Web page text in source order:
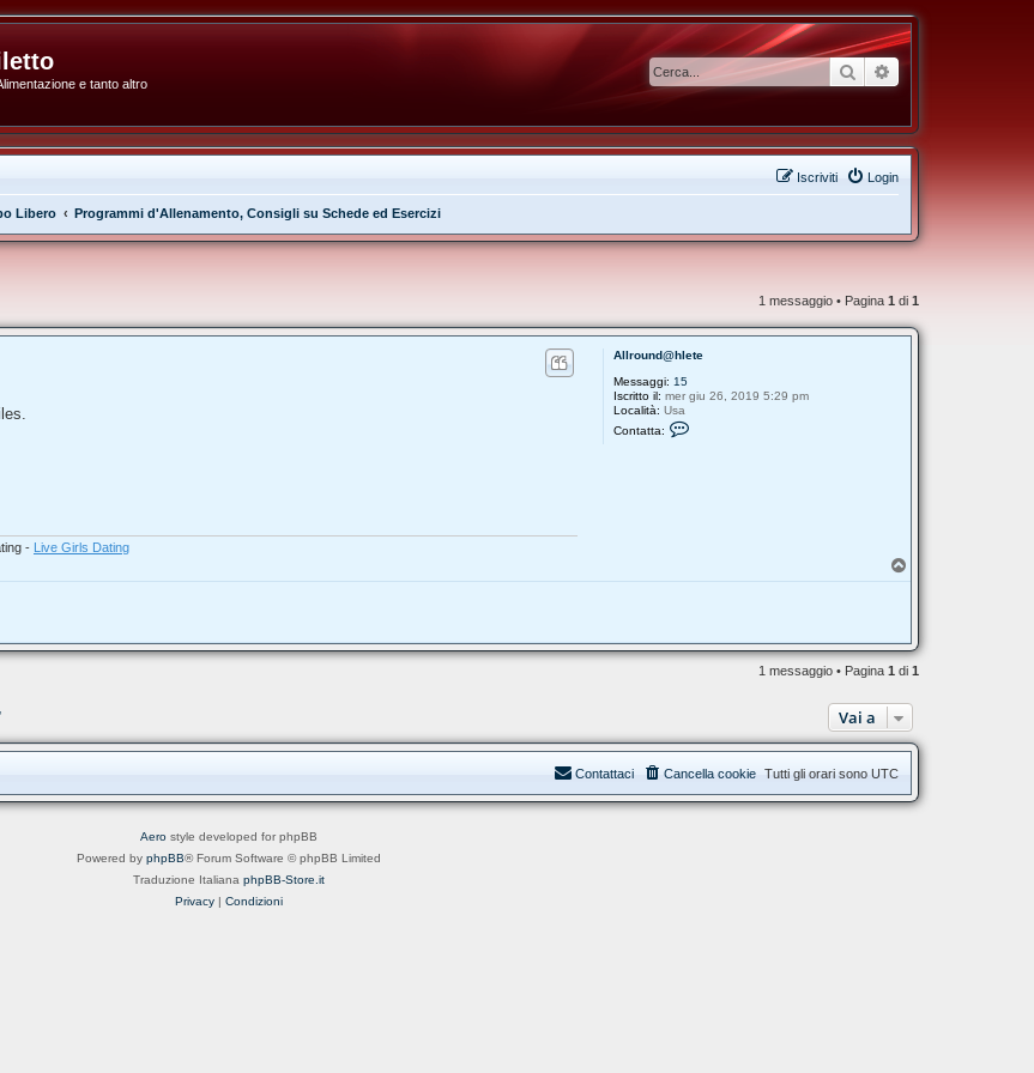
e tanto altro
Cerca Ricerca avanzata
Login
Iscriviti
Libero Programmi d'Allenamento, Consigli su Schede ed Esercizi
1 messaggio • Pagina 1 di 1
Allround@hlete
Messaggi: 15
Iscritto il: mer giu 26, 2019 5:29 pm
Località: Usa
Contatta:
r
@
- Live Girls Dating
o
1 messaggio • Pagina 1 di 1
Vai a
Tutti gli orari sono UTC
Cancella cookie
Contattaci
Aero style developed for phpBB
Powered by phpBB® Forum Software © phpBB Limited
Traduzione Italiana phpBB-Store.it
Privacy | Condizioni